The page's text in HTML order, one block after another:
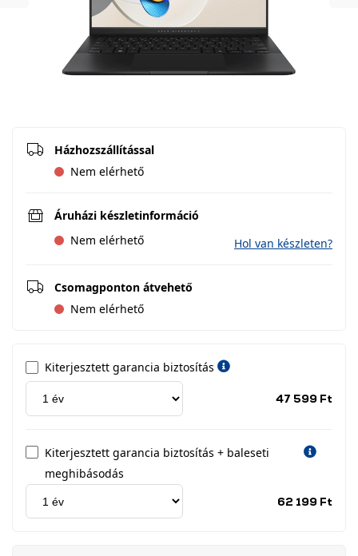
Házhozszállítással
Nem elérhető
Áruházi készletinformáció
Nem elérhető
Hol van készleten?
Csomagponton átvehető
Nem elérhető
Kiterjesztett garancia biztosítás
47 599 Ft
Kiterjesztett garancia biztosítás + baleseti
meghibásodás
62 199 Ft